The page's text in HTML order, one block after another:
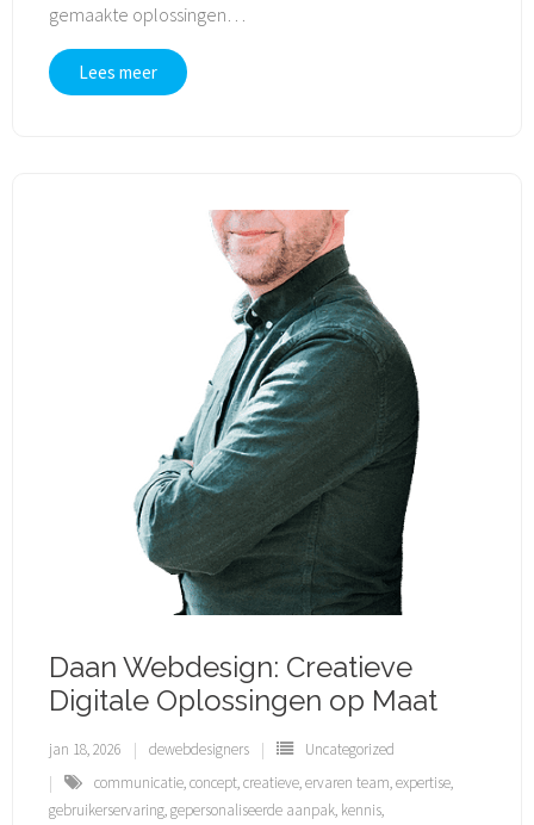
gemaakte oplossingen
Lees meer
Daan Webdesign: Creatieve
Digitale Oplossingen op Maat
jan 18, 2026 dewebdesigners
Uncategorized
communicatie,concept,creatieve,ervaren team,expertise,
gebruikerservaring,gepersonaliseerde aanpak, kennis,